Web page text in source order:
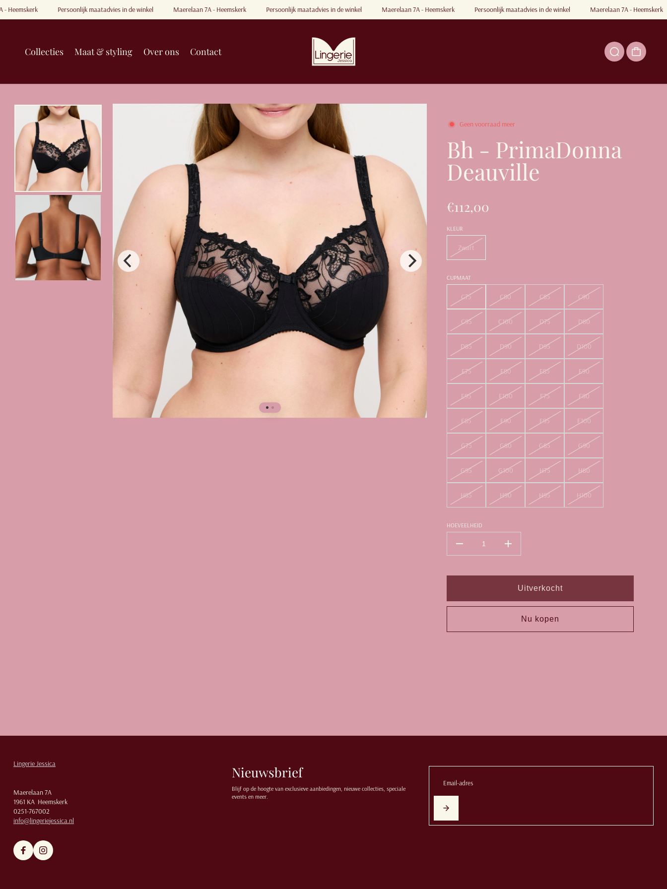
- Heemskerk Persoonlijk maatadvies in de winkel Maerelaan 7A - Heemskerk Persoonlijk maatadvies in de winkel Maerelaan 7A - Heemskerk Persoonlijk maatadvies in de winkel Maerelaan 7A - Heemskerk
Collecties Maat & styling Over ons Contact
Geen voorraad meer
Bh - PrimaDonna
Deauville
€112,00
KLEUR
Zwart
CUPMAAT
C75 C80 C85 C90
C95 C100 D75 D80
D85 D90 D95 D100
E75 E80 E85 E90
E95 E100 F75 F80
F85 F90 F95 F100
G75 G80 G85 G90
G95 G100 H75 H80
H85 H90 H95 H100
HOEVEELHEID
Uitverkocht
Nu kopen
Lingerie Jessica
Maerelaan 7A
1961 KA Heemskerk
0251-767002
info@lingeriejessica.nl
Nieuwsbrief
Blijf op de hoogte van exclusieve aanbiedingen, nieuwe collecties, speciale
events en meer.